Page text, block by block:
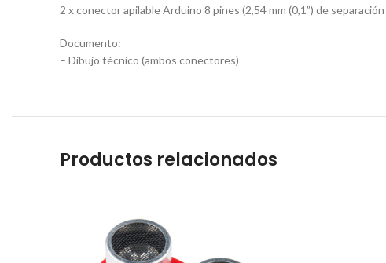
2 x conector apilable Arduino 8 pines (2,54 mm (0,1”) de
Documento:
– Dibujo técnico (ambos conectores)
Productos relacionados